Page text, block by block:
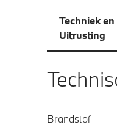
Techniek en
Uitrusting
Brandstof